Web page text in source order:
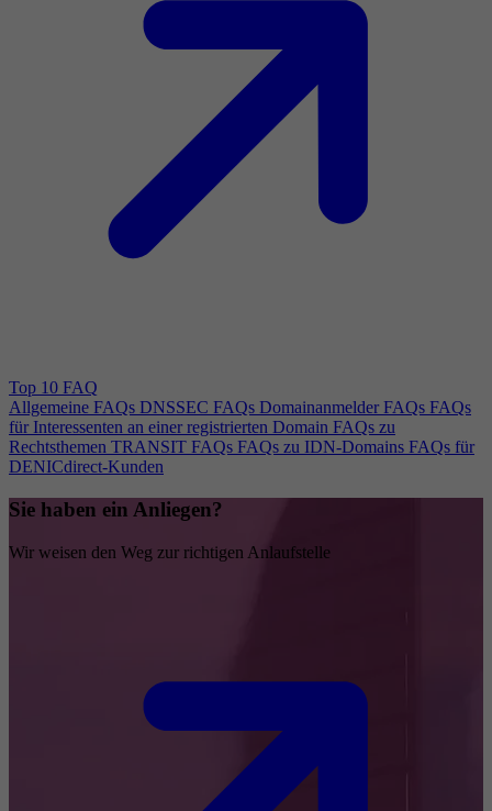
Top 10 FAQ
Allgemeine FAQs DNSSEC FAQs Domainanmelder FAQs FAQs
für Interessenten an einer registrierten Domain FAQs zu
Rechtsthemen TRANSIT FAQs FAQs zu IDN-Domains FAQs für
DENICdirect-Kunden
Sie haben ein Anliegen?
Wir weisen den Weg zur richtigen Anlaufstelle